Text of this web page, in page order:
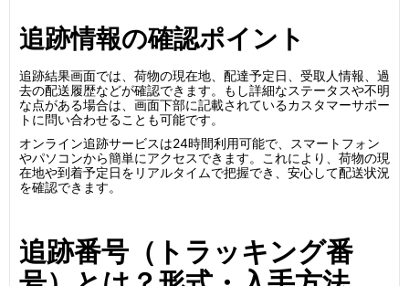
追跡情報の確認ポイント
追跡結果画面では、荷物の現在地、配達予定日、受取人情報、過
去の配送履歴などが確認できます。もし詳細なステータスや不明
な点がある場合は、画面下部に記載されているカスタマーサポー
トに問い合わせることも可能です。
オンライン追跡サービスは24時間利用可能で、スマートフォン
やパソコンから簡単にアクセスできます。これにより、荷物の現
在地や到着予定日をリアルタイムで把握でき、安心して配送状況
を確認できます。
追跡番号（トラッキング番